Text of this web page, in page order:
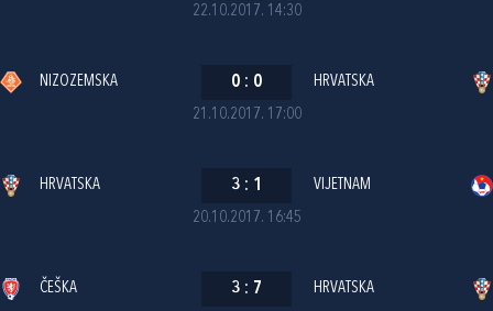
22.10.2017. 14:30
21.10.2017. 17:00
NIZOZEMSKA 0 : 0 HRVATSKA
20.10.2017. 16:45
HRVATSKA 3 : 1 VIJETNAM
ČEŠKA 3 : 7 HRVATSKA